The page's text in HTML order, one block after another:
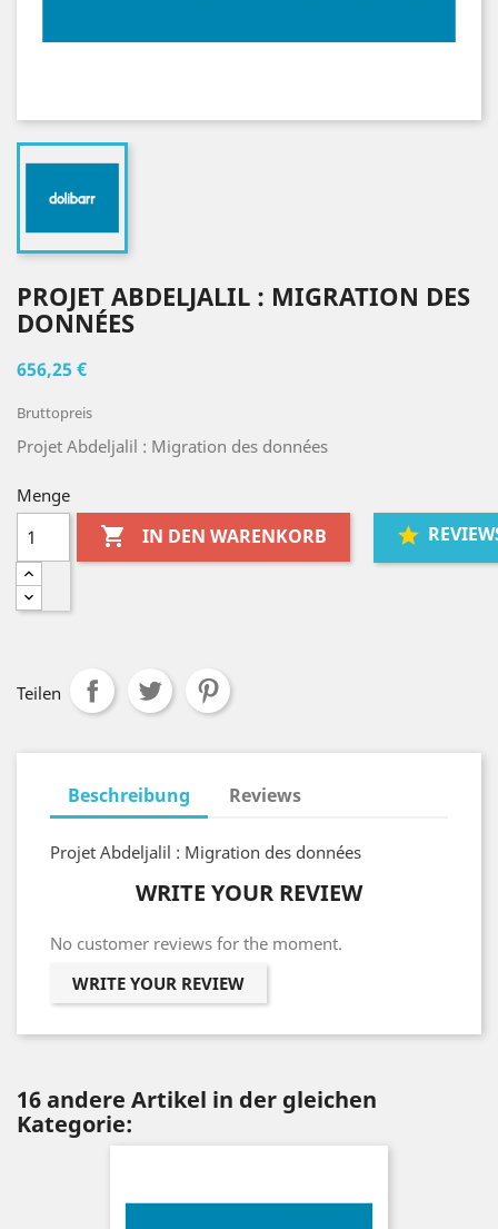
PROJET ABDELJALIL : MIGRATION DES
DONNÉES
656,25 €
Bruttopreis
Projet Abdeljalil : Migration des données
Menge
 IN DEN WARENKORB
Teilen
Beschreibung Reviews
Projet Abdeljalil : Migration des données
WRITE YOUR REVIEW
No customer reviews for the moment.
WRITE YOUR REVIEW
16 andere Artikel in der gleichen
Kategorie: